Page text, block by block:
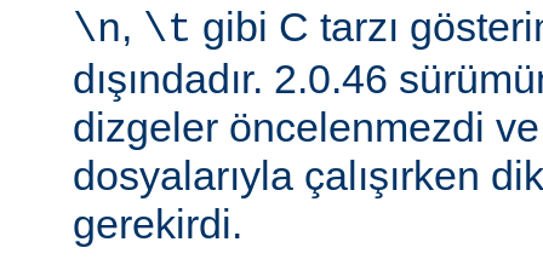
\n, \t gibi C tarzı
dışındadır. 2.0.46
dizgeler öncelenmezdi
dosyalarıyla çalışırken
gerekirdi.